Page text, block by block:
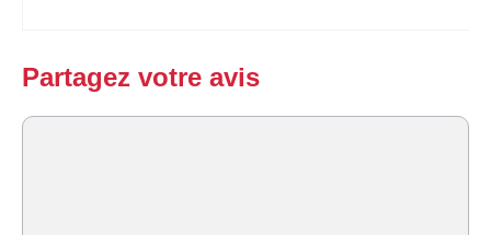
Partagez votre avis
Commentaire